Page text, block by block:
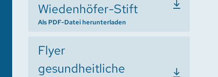
Wiedenhöfer-Stift
Als PDF-Datei herunterladen
Flyer
gesundheitliche